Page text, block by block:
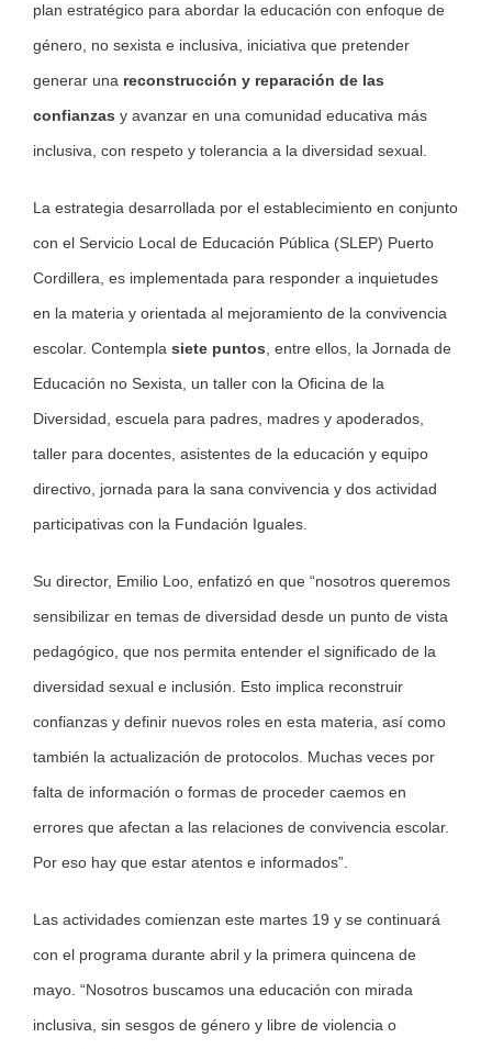
plan estratégico para abordar la educación con enfoque de
género, no sexista e inclusiva, iniciativa que pretender
generar una reconstrucción y reparación de las
confianzas y avanzar en una comunidad educativa más
inclusiva, con respeto y tolerancia a la diversidad sexual.
La estrategia desarrollada por el establecimiento en conjunto
con el Servicio Local de Educación Pública (SLEP) Puerto
Cordillera, es implementada para responder a inquietudes
en la materia y orientada al mejoramiento de la convivencia
escolar. Contempla siete puntos , entre ellos, la Jornada de
Educación no Sexista, un taller con la Oficina de la
Diversidad, escuela para padres, madres y apoderados,
taller para docentes, asistentes de la educación y equipo
directivo, jornada para la sana convivencia y dos actividad
participativas con la Fundación Iguales.
Su director, Emilio Loo, enfatizó en que “nosotros queremos
sensibilizar en temas de diversidad desde un punto de vista
pedagógico, que nos permita entender el significado de la
diversidad sexual e inclusión. Esto implica reconstruir
confianzas y definir nuevos roles en esta materia, así como
también la actualización de protocolos. Muchas veces por
falta de información o formas de proceder caemos en
errores que afectan a las relaciones de convivencia escolar.
Por eso hay que estar atentos e informados”.
Las actividades comienzan este martes 19 y se continuará
con el programa durante abril y la primera quincena de
mayo. “Nosotros buscamos una educación con mirada
inclusiva, sin sesgos de género y libre de violencia o